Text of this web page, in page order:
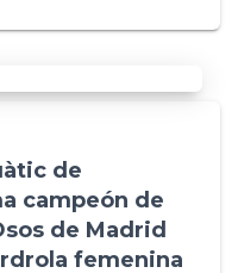
de
campeón de
de Madrid
femenina